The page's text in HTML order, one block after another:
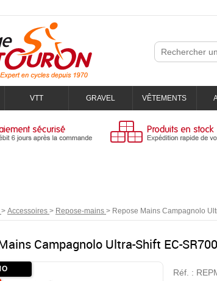
VTT GRAVEL VÊTEMENTS
> Accessoires > Repose-mains > Repose Mains Campagnolo
Campagnolo Ultra-Shift EC-
Réf. :